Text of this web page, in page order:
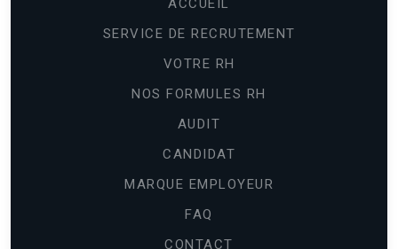
ACCUEIL
SERVICE DE RECRUTEMENT
VOTRE RH
NOS FORMULES RH
AUDIT
CANDIDAT
MARQUE EMPLOYEUR
FAQ
CONTACT